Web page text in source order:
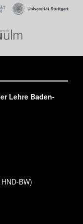
Lehre Baden-
BW)